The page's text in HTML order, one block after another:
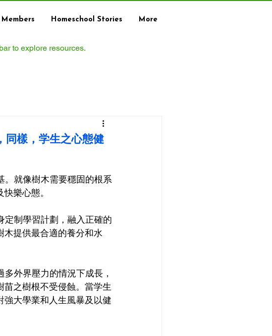
Homeschool Stories More
to explore resources.
同樣，学生之心態健
。就像樹木需要穩固的根系
樂心態。
定制學習計劃，融入正確的
木提供最合適的養分和水
外界壓力的情況下成長，
之樹根不受侵蝕。當学生
大學業和人生風暴及以健